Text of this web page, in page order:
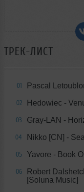
ТРЕК-ЛИСТ
01 Pascal
02 Hedowiec -
03 Gray-LAN -
04 Nikko [CN] -
05 Yavore - Book
06
Robert
[Soluna Music]